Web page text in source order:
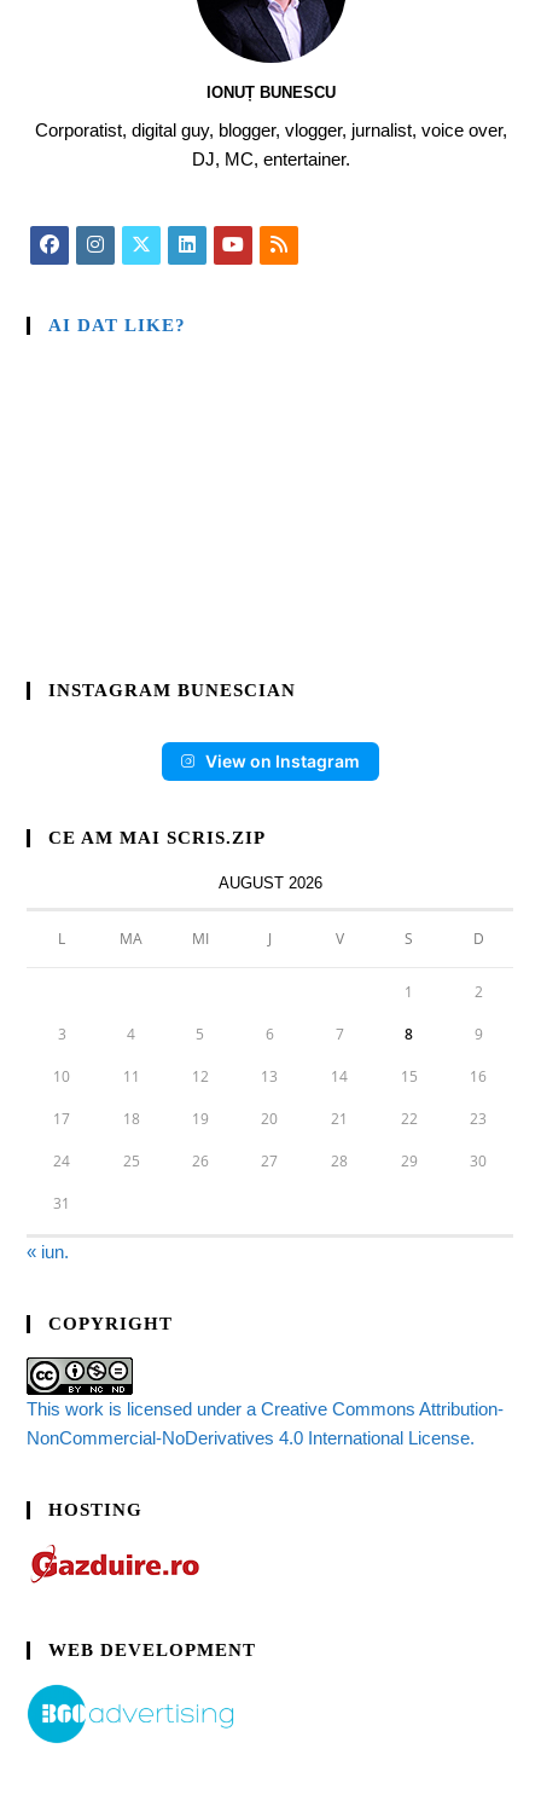
IONUȚ BUNESCU
Corporatist, digital guy, blogger, vlogger, jurnalist, voice over,
DJ, MC, entertainer.
AI DAT LIKE?
INSTAGRAM BUNESCIAN
View on Instagram
CE AM MAI SCRIS.ZIP
AUGUST 2026
L MA MI J V S D
1 2
3 4 5 6 7 8 9
10 11 12 13 14 15 16
17 18 19 20 21 22 23
24 25 26 27 28 29 30
31
« iun.
COPYRIGHT
This work is licensed under a Creative Commons Attribution-
NonCommercial-NoDerivatives 4.0 International License.
HOSTING
WEB DEVELOPMENT